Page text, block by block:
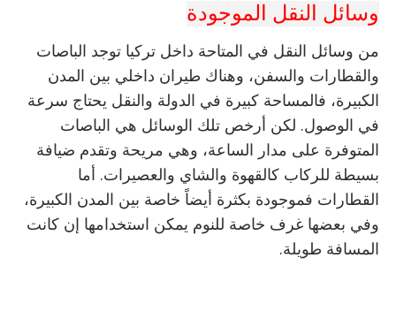
وسائل النقل الموجودة
من وسائل النقل في المتاحة داخل تركيا توجد الباصات
والقطارات والسفن، وهناك طيران داخلي بين المدن
الكبيرة، فالمساحة كبيرة في الدولة والنقل يحتاج سرعة
في الوصول. لكن أرخص تلك الوسائل هي الباصات
المتوفرة على مدار الساعة، وهي مريحة وتقدم ضيافة
بسيطة للركاب كالقهوة والشاي والعصيرات. أما
القطارات فموجودة بكثرة أيضاً خاصة بين المدن الكبيرة،
وفي بعضها غرف خاصة للنوم يمكن استخدامها إن كانت
المسافة طويلة.